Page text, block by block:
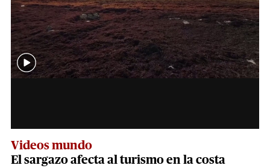
Videos mundo
El sargazo afecta al turismo en la costa